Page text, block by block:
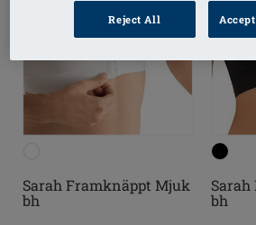
Sarah Framknäppt Mjuk
bh
bh
Reject All